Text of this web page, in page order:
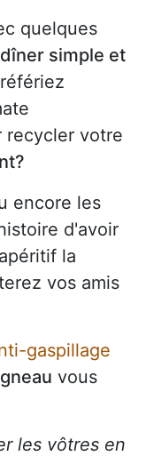
quelques
dîner simple et
recycler votre
encore les
d'avoir
la
vos amis
gaspillage
vous
les vôtres en